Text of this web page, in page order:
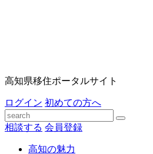
高知県移住ポータルサイト
ログイン 初めての方へ
相談する 会員登録
高知の魅力